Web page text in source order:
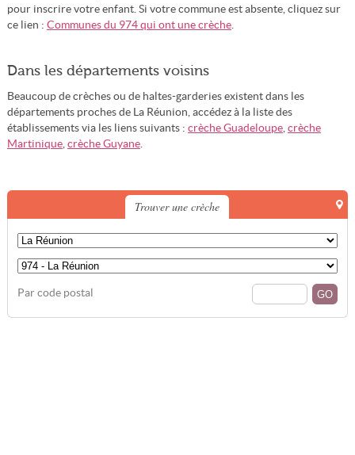
pour inscrire votre enfant. Si votre commune est absente, cliquez sur
ce lien : Communes du 974 qui ont une crèche.
Dans les départements voisins
Beaucoup de crèches ou de haltes-garderies existent dans les
départements proches de La Réunion, accédez à la liste des
établissements via les liens suivants : crèche Guadeloupe, crèche
Martinique, crèche Guyane.
Trouver une crèche
Par code postal